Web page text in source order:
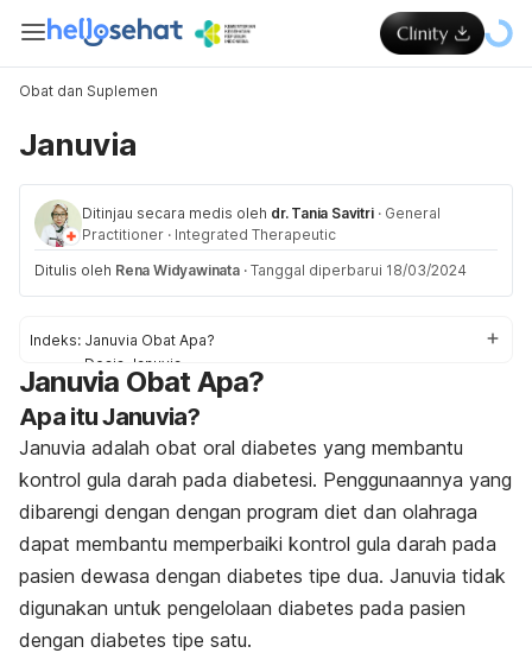
Obat dan Suplemen
Januvia
Ditinjau secara medis oleh dr. Tania Savitri · General
Practitioner · Integrated Therapeutic
Ditulis oleh Rena Widyawinata · Tanggal diperbarui 18/03/2024
Indeks: Januvia Obat Apa?
Dosis Januvia
Efek samping Januvia
Peringatan dan Perhatian Obat Januvia
Overdosis Januvia
Januvia Obat Apa?
Apa itu Januvia?
Januvia adalah obat oral diabetes yang membantu
kontrol gula darah pada diabetesi. Penggunaannya yang
dibarengi dengan dengan program diet dan olahraga
dapat membantu memperbaiki kontrol gula darah pada
pasien dewasa dengan diabetes tipe dua. Januvia tidak
digunakan untuk pengelolaan diabetes pada pasien
dengan diabetes tipe satu.